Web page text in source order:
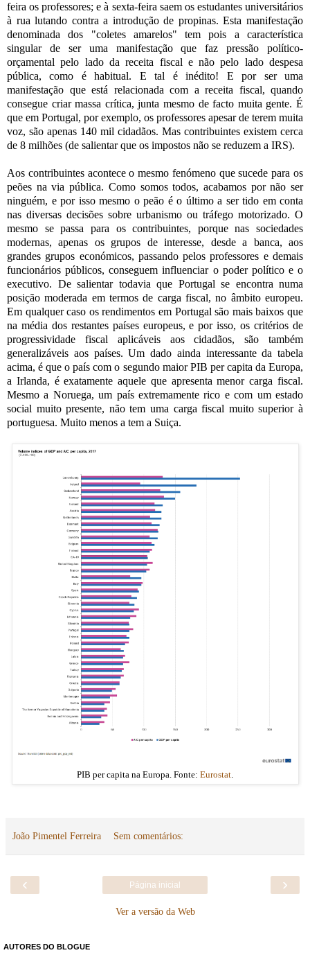
feira os professores; e à sexta-feira saem os estudantes universitários
à rua lutando contra a introdução de propinas. Esta manifestação
denominada dos "coletes amarelos" tem pois a característica
singular de ser uma manifestação que faz pressão político-
orçamental pelo lado da receita fiscal e não pelo lado despesa
pública, como é habitual. E tal é inédito! E por ser uma
manifestação que está relacionada com a receita fiscal, quando
consegue criar massa crítica, junta mesmo de facto muita gente. É
que em Portugal, por exemplo, os professores apesar de terem muita
voz, são apenas 140 mil cidadãos. Mas contribuintes existem cerca
de 8 milhões (de salientar que os impostos não se reduzem a IRS).
Aos contribuintes acontece o mesmo fenómeno que sucede para os
peões na via pública. Como somos todos, acabamos por não ser
ninguém, e por isso mesmo o peão é o último a ser tido em conta
nas diversas decisões sobre urbanismo ou tráfego motorizado. O
mesmo se passa para os contribuintes, porque nas sociedades
modernas, apenas os grupos de interesse, desde a banca, aos
grandes grupos económicos, passando pelos professores e demais
funcionários públicos, conseguem influenciar o poder político e o
executivo. De salientar todavia que Portugal se encontra numa
posição moderada em termos de carga fiscal, no âmbito europeu.
Em qualquer caso os rendimentos em Portugal são mais baixos que
na média dos restantes países europeus, e por isso, os critérios de
progressividade fiscal aplicáveis aos cidadãos, são também
generalizáveis aos países. Um dado ainda interessante da tabela
acima, é que o país com o segundo maior PIB per capita da Europa,
a Irlanda, é exatamente aquele que apresenta menor carga fiscal.
Mesmo a Noruega, um país extremamente rico e com um estado
social muito presente, não tem uma carga fiscal muito superior à
portuguesa. Muito menos a tem a Suiça.
PIB per capita na Europa. Fonte: Eurostat.
João Pimentel Ferreira Sem comentários:
‹ ›
Página inicial
Ver a versão da Web
AUTORES DO BLOGUE